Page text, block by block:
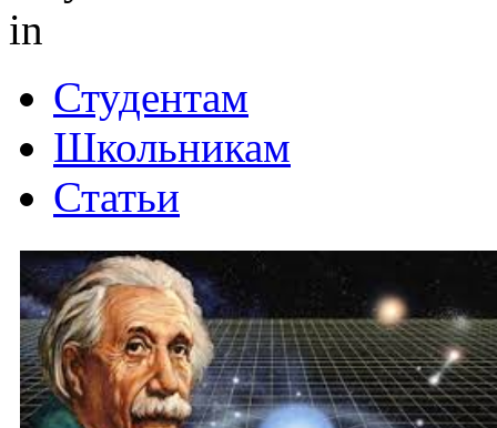
in
Студентам
Школьникам
Статьи